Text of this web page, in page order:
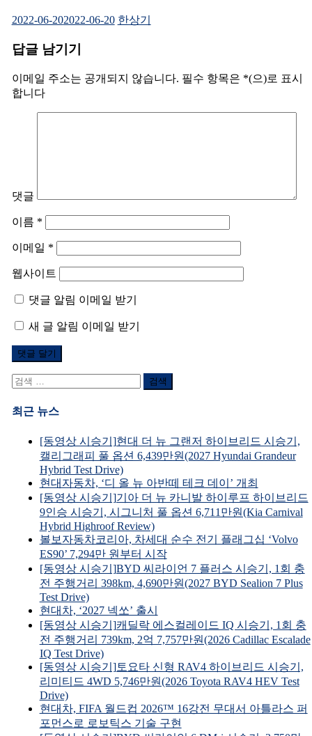
2022-06-202022-06-20 한상기
답글 남기기
이메일 주소는 공개되지 않습니다. 필수 항목은 *(으)로 표시
합니다
댓글
이름 *
이메일 *
웹사이트
댓글 알림 이메일 받기
새 글 알림 이메일 받기
검
어:
최근 뉴스
[동영상 시승기]현대 더 뉴 그랜저 하이브리드 시승기,
캘리그래피 풀 옵션 6,439만원(2027 Hyundai Grandeur
Hybrid Test Drive)
현대자동차, ‘디 올 뉴 아반떼 테크 데이’ 개최
[동영상 시승기]기아 더 뉴 카니발 하이루프 하이브리드
9인승 시승기, 시그니처 풀 옵션 6,711만원(Kia Carnival
Hybrid Highroof Review)
볼보자동차코리아, 차세대 순수 전기 플래그십 ‘Volvo
ES90’ 7,294만 원부터 시작
[동영상 시승기]BYD 씨라이언 7 플러스 시승기, 1회 충
전 주행거리 398km, 4,690만원(2027 BYD Sealion 7 Plus
Test Drive)
현대차, ‘2027 넥쏘’ 출시
[동영상 시승기]캐딜락 에스컬레이드 IQ 시승기, 1회 충
전 주행거리 739km, 2억 7,757만원(2026 Cadillac Escalade
IQ Test Drive)
[동영상 시승기]토요타 신형 RAV4 하이브리드 시승기,
리미티드 4WD 5,746만원(2026 Toyota RAV4 HEV Test
Drive)
현대차, FIFA 월드컵 2026™ 16강전 무대서 아틀라스 퍼
포먼스로 로보틱스 기술 구현